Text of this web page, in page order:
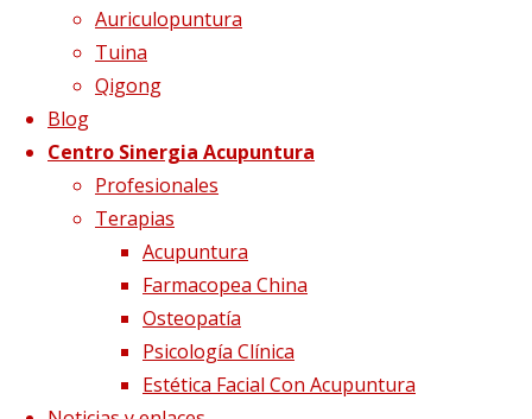
Auriculopuntura
Tuina
Qigong
Blog
Centro Sinergia Acupuntura
Profesionales
Terapias
Acupuntura
Farmacopea China
Osteopatía
Psicología Clínica
Estética Facial Con Acupuntura